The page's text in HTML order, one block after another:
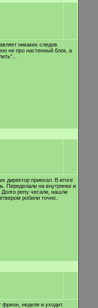
никаких следов.
не про настенный блок, а
директор приехал. В итоге
Переделали на внутрянке и
Долго репу чесали, нашли
робили точно..
фреон, неделя и уходит.